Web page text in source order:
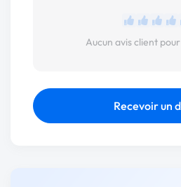
Aucun avis client
Recevoir un